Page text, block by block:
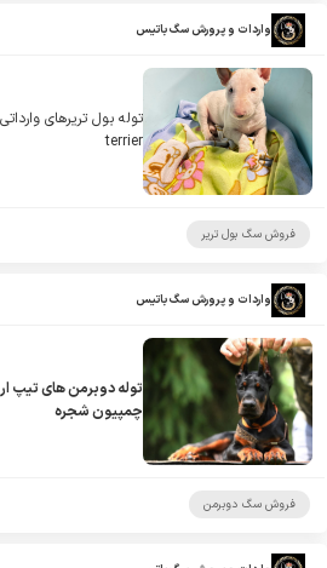
واردات و پرورش سگ باتیس
terrier
فروش سگ بول تریر
واردات و پرورش سگ باتیس
توله دوبرمن های تیپ
چمپیون شجره
فروش سگ دوبرمن